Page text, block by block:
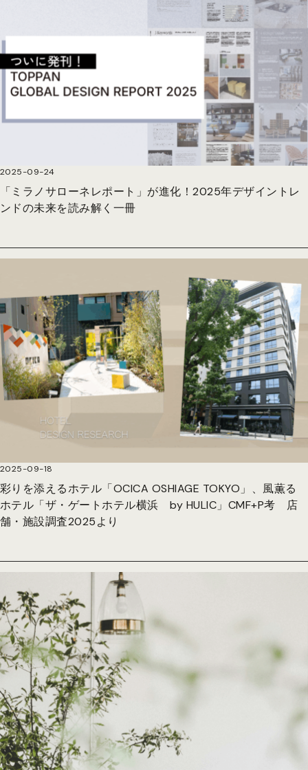
2025-09-24
「ミラノサローネレポート」が進化！2025年デザイントレ
ンドの未来を読み解く一冊
2025-09-18
彩りを添えるホテル「OCICA OSHIAGE TOKYO」、風薫る
ホテル「ザ・ゲートホテル横浜 by HULIC」CMF+P考 店
舗・施設調査2025より